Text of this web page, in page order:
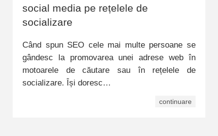
social media pe rețelele de
socializare
Când spun SEO cele mai multe persoane se
gândesc la promovarea unei adrese web în
motoarele de căutare sau în rețelele de
socializare. Își doresc…
continuare